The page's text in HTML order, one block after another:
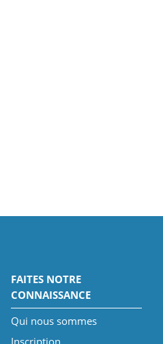
FAITES NOTRE
CONNAISSANCE
Qui nous sommes